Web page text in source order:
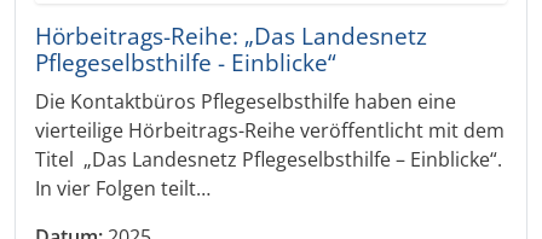
Hörbeitrags-Reihe: „Das Landesnetz
Pflegeselbsthilfe - Einblicke“
Die Kontaktbüros Pflegeselbsthilfe haben eine
vierteilige Hörbeitrags-Reihe veröffentlicht mit dem
Titel „Das Landesnetz Pflegeselbsthilfe – Einblicke“.
In vier Folgen teilt…